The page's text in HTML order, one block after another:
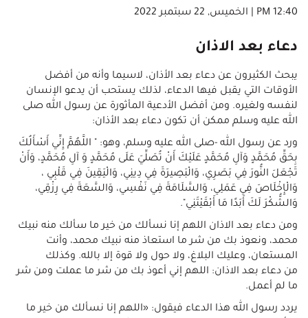
12:40 PM | الخميس, 22 سبتمبر 2022
دعاء بعد الاذان
يبحث الكثيرون عن دعاء بعد الأذان، لاسيما وأنه من أفضل
الأوقات التي يقبل فيها الدعاء، لذلك يستحب أن يدعو الإنسان
لنفسه ولغيره. ومن أفضل الأدعية المأثورة عن رسول الله صلى
الله عليه وسلم ممكن أن تكون دعاء بعد الأذان:
ورد عن رسول الله -صلى الله عليه وسلم، وهو: " اللَّهُمَّ إِنِّي أَسْأَلُكَ
بِحَقِّ مُحَمَّدٍ وَآلِ مُحَمَّدٍ عَلَيْكَ أَنْ تُصَلِّيَ عَلَى مُحَمَّدٍ وَ آلِ مُحَمَّدٍ، وَأَنْ
تَجْعَلَ النُّورَ فِي بَصَرِي، وَالْبَصِيرَةَ فِي دِينِي، وَالْيَقِينَ فِي قَلْبِي ،
وَالْإِخْلَاصَ فِي عَمَلِي، وَالسَّلَامَةَ فِي نَفْسِي، وَالسَّعَةَ فِي رِزْقِي،
وَالشُّكْرَ لَكَ أَبَدًا مَا أَبْقَيْتَنِي".
ومن دعاء بعد الاذان اللهم إنا نسألك من خير ما سألك منه نبيك
محمد، ونعوذ بك من شر ما استعاذ منه نبيك محمد، وأنت
المستعان، وعليك البلاغ، ولا حول ولا قوة إلا بالله. وكذلك
من دعاء بعد الاذان: اللهم إني أعوذ بك من شر ما عملت ومن شر
ما لم أعمل.
يردد رسول الله هذا الدعاء فيقول: «اللهم إنا نسألك من خير ما